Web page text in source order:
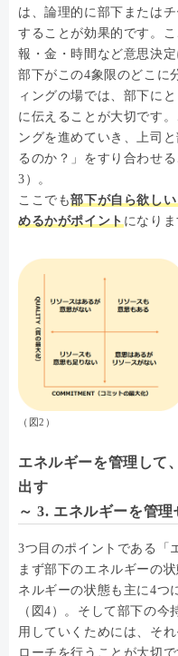
は、論理的に部下または
することが効果的です。
報・金・時間など意思決
部下がこの4象限のどこに
ィングの場では、部下に
に伝えることが大切です
ングを進めていき、上司
るのか？」をすり合わせ
3）。
ここでも部下が自ら欲し
めるかがポイントになりま
（図2）
エネルギーを管理して
出す
～ 3. エネルギーを管理
3つ目のポイントである「
まず部下のエネルギーの
ネルギーの状態も主に4つ
（図4）。そして部下の
用していくためには、そ
ローチを行うことが大切で